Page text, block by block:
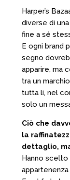
Harper’s
diverse di
fine a sé
E ogni brand
segno
apparire, ma
tra un
tutta lì, nel
solo un
Ciò che
la
dettaglio,
Hanno